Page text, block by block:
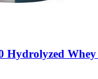
Hydrolyzed